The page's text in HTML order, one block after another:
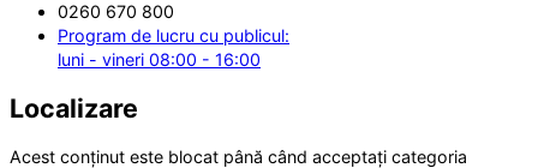
0260 670 800
Program de lucru cu publicul:
luni - vineri 08:00 - 16:00
Localizare
Acest conținut este blocat până când acceptați categoria